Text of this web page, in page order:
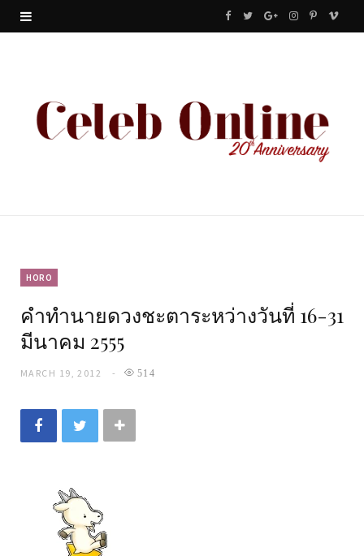
F
e
b
T
t
G
g
l
I
t
a
P
t
e
V
HORO
คำทำนายดวงชะตาระหว่างวันที่ 16-31
มีนาคม 2555
MARCH 19, 2012 514